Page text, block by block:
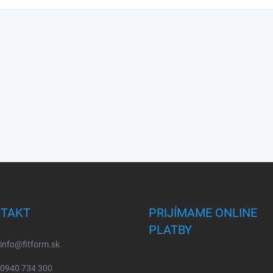
info@fitform.sk
0940 734 300
PRIJÍMAME ONLINE
PLATBY